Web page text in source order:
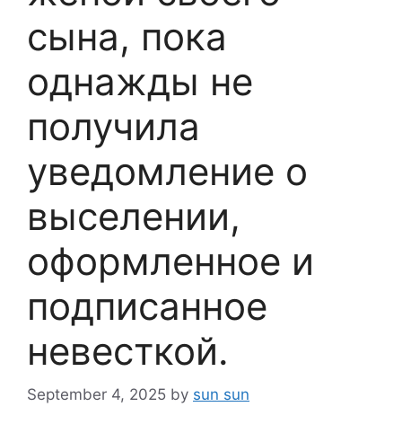
сына, пока
однажды не
получила
уведомление о
выселении,
оформленное и
подписанное
невесткой.
September 4, 2025 by sun sun